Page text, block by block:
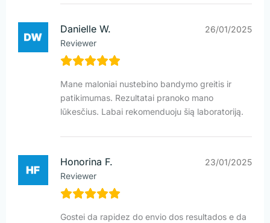
Danielle W.
Reviewer
26/01/2025
Mane maloniai nustebino bandymo greitis ir
patikimumas. Rezultatai pranoko mano
lūkesčius. Labai rekomenduoju šią laboratoriją.
Honorina F.
Reviewer
23/01/2025
Gostei da rapidez do envio dos resultados e da